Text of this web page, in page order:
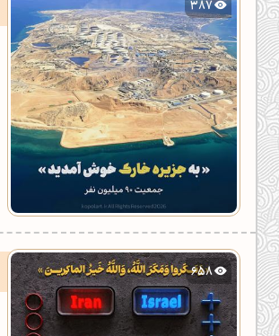
387
658